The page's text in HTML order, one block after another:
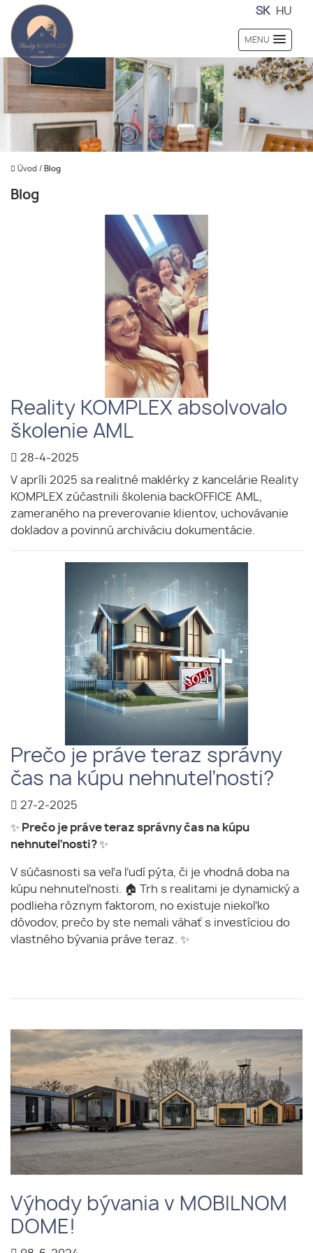
SK HU
MENU
Úvod / Blog
Blog
Reality KOMPLEX absolvovalo
školenie AML
28-4-2025
V apríli 2025 sa realitné maklérky z kancelárie Reality
KOMPLEX zúčastnili školenia backOFFICE AML,
zameraného na preverovanie klientov, uchovávanie
dokladov a povinnú archiváciu dokumentácie.
Prečo je práve teraz správny
čas na kúpu nehnuteľnosti?
27-2-2025
✨ Prečo je práve teraz správny čas na kúpu
nehnuteľnosti? ✨
V súčasnosti sa veľa ľudí pýta, či je vhodná doba na
kúpu nehnuteľnosti. 🏠 Trh s realitami je dynamický a
podlieha rôznym faktorom, no existuje niekoľko
dôvodov, prečo by ste nemali váhať s investíciou do
vlastného bývania práve teraz. ✨
Výhody bývania v MOBILNOM
DOME!